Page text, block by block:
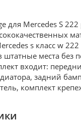
для Mercedes S
s класс w
штатные места без
входит:
задний
комплект